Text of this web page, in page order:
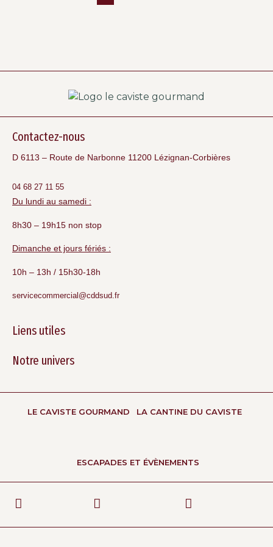
Contactez-nous
D 6113 – Route de Narbonne 11200 Lézignan-Corbières
04 68 27 11 55
Du lundi au samedi :
8h30 – 19h15 non stop
Dimanche et jours fériés :
10h – 13h / 15h30-18h
servicecommercial@cddsud.fr
Liens utiles
Notre univers
LE CAVISTE GOURMAND LA CANTINE DU CAVISTE
ESCAPADES ET ÉVÈNEMENTS